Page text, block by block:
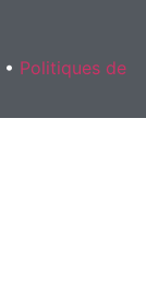
• Politiques de